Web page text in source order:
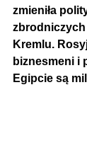
zmieniła
zbrodniczych
Kremlu.
biznesmeni i
Egipcie są